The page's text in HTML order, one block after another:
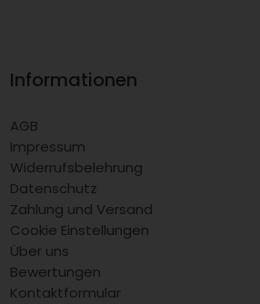
Informationen
AGB
Impressum
Widerrufsbelehrung
Datenschutz
Zahlung und Versand
Cookie Einstellungen
Über uns
Bewertungen
Kontaktformular